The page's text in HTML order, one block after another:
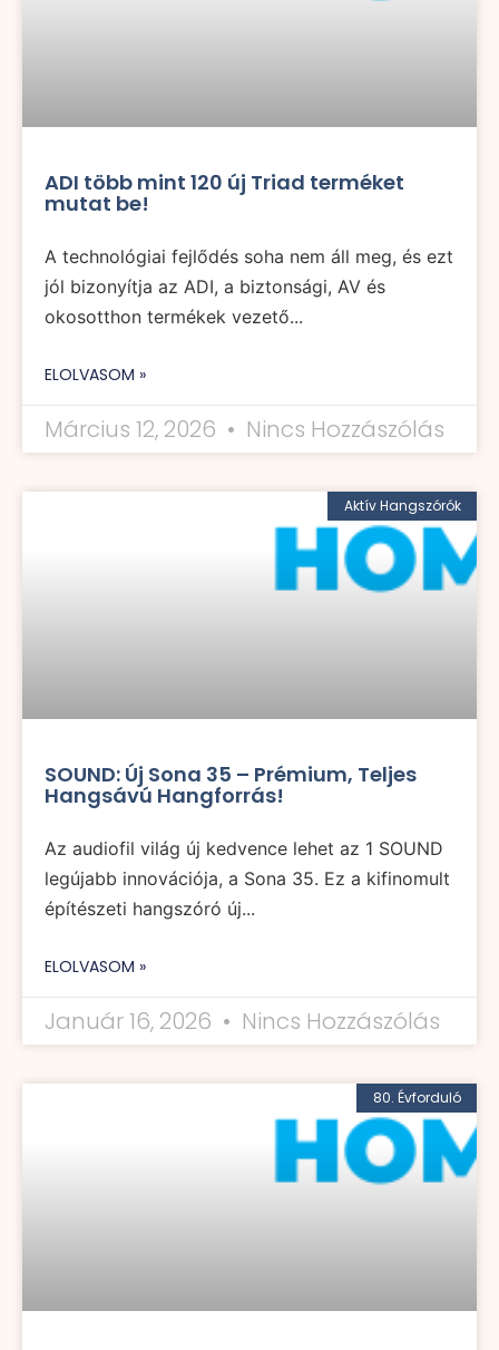
ADI több mint 120 új Triad terméket
mutat be!
A technológiai fejlődés soha nem áll meg, és ezt
jól bizonyítja az ADI, a biztonsági, AV és
okosotthon termékek vezető...
ELOLVASOM »
Március 12, 2026 Nincs Hozzászólás
Aktív Hangszórók
SOUND: Új Sona 35 – Prémium, Teljes
Hangsávú Hangforrás!
Az audiofil világ új kedvence lehet az 1 SOUND
legújabb innovációja, a Sona 35. Ez a kifinomult
építészeti hangszóró új...
ELOLVASOM »
Január 16, 2026 Nincs Hozzászólás
80. Évforduló